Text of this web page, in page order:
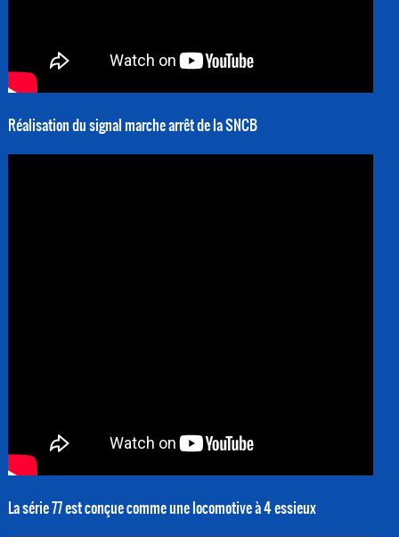
Réalisation du signal marche arrêt de la SNCB
La série 77 est conçue comme une locomotive à 4 essieux